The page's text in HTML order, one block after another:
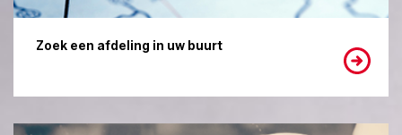
Zoek een afdeling in uw buurt